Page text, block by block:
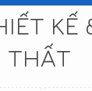
KẾ
THẤT